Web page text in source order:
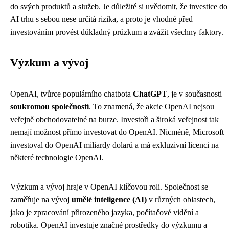
do svých produktů a služeb. Je důležité si uvědomit, že investice do
AI trhu s sebou nese určitá rizika, a proto je vhodné před
investováním provést důkladný průzkum a zvážit všechny faktory.
Výzkum a vývoj
OpenAI, tvůrce populárního chatbota ChatGPT, je v současnosti
soukromou společností. To znamená, že akcie OpenAI nejsou
veřejně obchodovatelné na burze. Investoři a široká veřejnost tak
nemají možnost přímo investovat do OpenAI. Nicméně, Microsoft
investoval do OpenAI miliardy dolarů a má exkluzivní licenci na
některé technologie OpenAI.
Výzkum a vývoj hraje v OpenAI klíčovou roli. Společnost se
zaměřuje na vývoj umělé inteligence (AI) v různých oblastech,
jako je zpracování přirozeného jazyka, počítačové vidění a
robotika. OpenAI investuje značné prostředky do výzkumu a